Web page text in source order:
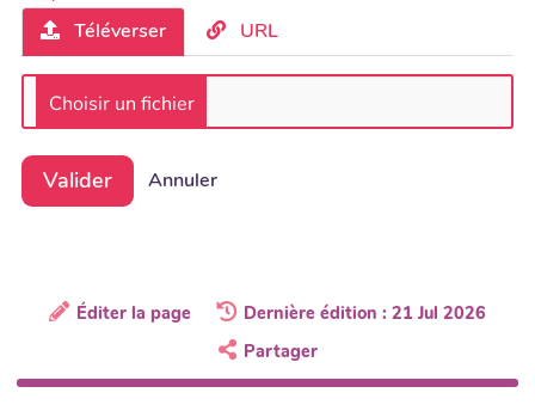
Téléverser URL
Valider Annuler
Éditer la page
Dernière édition : 21 Jul 2026
Partager